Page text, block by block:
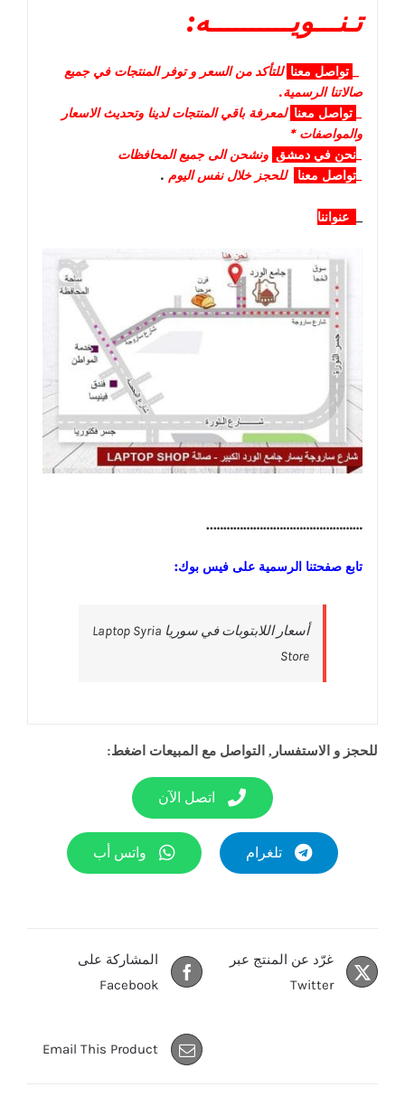
تـنـــويــــــــــه:
تواصل معنا للتأكد من السعر و توفر المنتجات في جميع
صالاتنا الرسمية.
تواصل معنا لمعرفة باقي المنتجات لدينا وتحديث الاسعار
والمواصفات *
نحن في دمشق ونشحن الى جميع المحافظات
تواصل معنا للحجز خلال نفس اليوم .
عنواننا
………………………………………..
تابع صفحتنا الرسمية على فيس بوك:
‎أسعار اللابتوبات في سوريا Laptop Syria
Store‎
للحجز و الاستفسار, التواصل مع المبيعات اضغط:
اتصل الآن
تلغرام واتس أب
المشاركة على
Facebook
غرّد عن المنتج عبر
Twitter
Email This Product